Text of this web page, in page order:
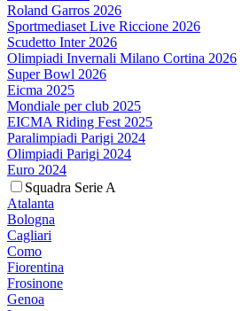
Roland Garros 2026
Sportmediaset Live Riccione 2026
Scudetto Inter 2026
Olimpiadi Invernali Milano Cortina 2026
Super Bowl 2026
Eicma 2025
Mondiale per club 2025
EICMA Riding Fest 2025
Paralimpiadi Parigi 2024
Olimpiadi Parigi 2024
Euro 2024
Squadra Serie A
Atalanta
Bologna
Cagliari
Como
Fiorentina
Frosinone
Genoa